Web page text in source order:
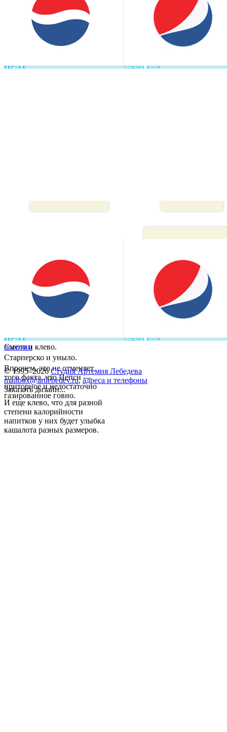
Смело и клево.
Старперско и уныло.
Впрочем, это не отменяет
того факта, что Пепси —
приторное и недостаточно
газированное говно.
И еще клево, что для разной
степени калорийности
напитков у них будет улыбка
кашалота разных размеров.
логотип
© 1995–2026 Студия Артемия Лебедева
mailbox@artlebedev.ru, адреса и телефоны
Заказать дизайн...